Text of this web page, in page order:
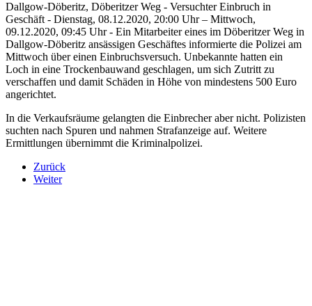
Dallgow-Döberitz, Döberitzer Weg - Versuchter Einbruch in
Geschäft - Dienstag, 08.12.2020, 20:00 Uhr – Mittwoch,
09.12.2020, 09:45 Uhr - Ein Mitarbeiter eines im Döberitzer Weg in
Dallgow-Döberitz ansässigen Geschäftes informierte die Polizei am
Mittwoch über einen Einbruchsversuch. Unbekannte hatten ein
Loch in eine Trockenbauwand geschlagen, um sich Zutritt zu
verschaffen und damit Schäden in Höhe von mindestens 500 Euro
angerichtet.
In die Verkaufsräume gelangten die Einbrecher aber nicht. Polizisten
suchten nach Spuren und nahmen Strafanzeige auf. Weitere
Ermittlungen übernimmt die Kriminalpolizei.
Zurück
Weiter